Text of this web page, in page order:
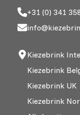
+31 (0) 341
Kiezebrink
Kiezebrink
Kiezebrink UK
Kiezebrink